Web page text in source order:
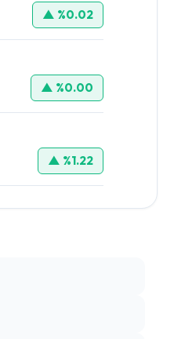
▲ %0.02
▲ %0.00
▲ %1.22